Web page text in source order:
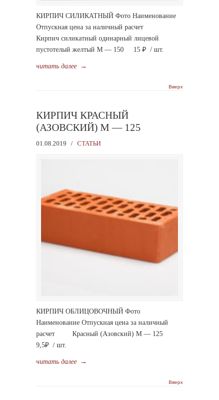
КИРПИЧ СИЛИКАТНЫЙ Фото Наименование
Отпускная цена за наличный расчет
Кирпич силикатный одинарный лицевой
пустотелый желтый М — 150 15 ₽ / шт.
читать далее →
Вверх
КИРПИЧ КРАСНЫЙ
(АЗОВСКИЙ) М — 125
01.08.2019 / СТАТЬИ
КИРПИЧ ОБЛИЦОВОЧНЫЙ Фото
Наименование Отпускная цена за наличный
расчет Красный (Азовский) М — 125
9,5₽ / шт.
читать далее →
Вверх